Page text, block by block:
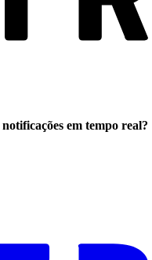
notificações em tempo real?